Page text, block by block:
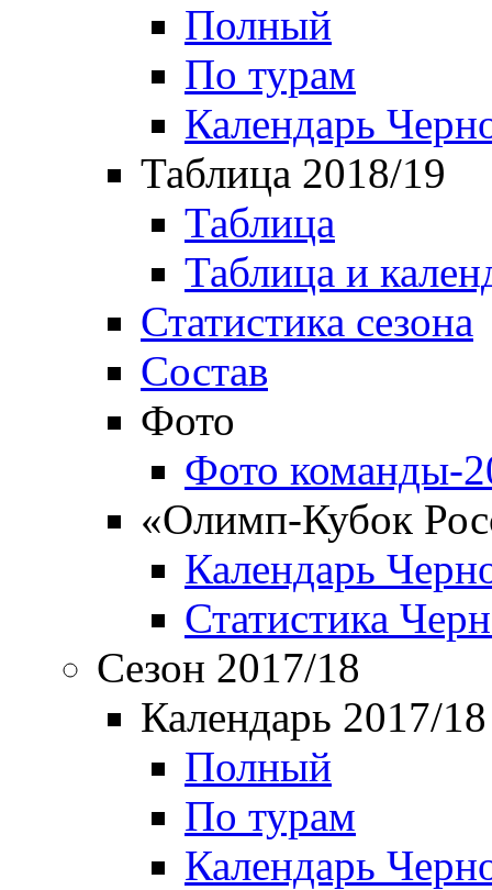
Полный
По турам
Календарь
Таблица 2018/19
Таблица
Таблица и
Статистика сезона
Состав
Фото
Фото команды-
«Олимп-Кубок
Календарь
Статистика
Сезон 2017/18
Календарь 2017/18
Полный
По турам
Календарь